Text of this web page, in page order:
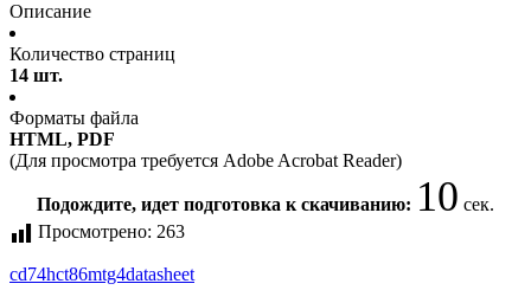
Описание
Количество страниц
14 шт.
Форматы файла
HTML, PDF
(Для просмотра требуется Adobe Acrobat Reader)
Подождите, идет подготовка к скачиванию: 10 сек.
Просмотрено: 263
cd74hct86mtg4datasheet